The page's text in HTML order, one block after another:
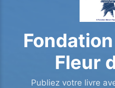
Fleur
Publiez votre livre